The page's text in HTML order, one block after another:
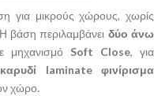
για μικρούς χώρους, χωρίς
βάση περιλαμβάνει δύο άνω
μηχανισμό Soft Close, για
καρυδί laminate φινίρισμα
χώρο.